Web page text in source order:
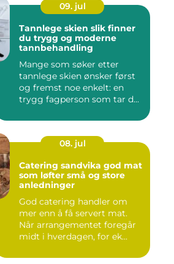
09. jul
Tannlege skien slik finner
du trygg og moderne
tannbehandling
Mange som søker etter
tannlege skien ønsker først
og fremst noe enkelt: en
trygg fagperson som tar d...
08. jul
Catering sandvika god mat
som løfter små og store
anledninger
God catering handler om
mer enn å få servert mat.
Når arrangementet foregår
midt i hverdagen, for ek...